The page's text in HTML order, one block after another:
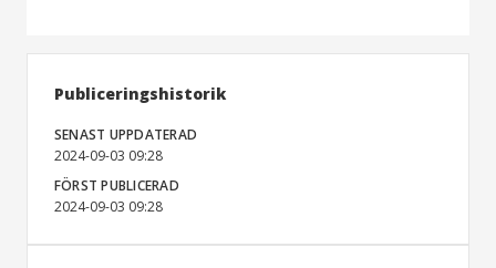
Publiceringshistorik
SENAST UPPDATERAD
2024-09-03 09:28
FÖRST PUBLICERAD
2024-09-03 09:28